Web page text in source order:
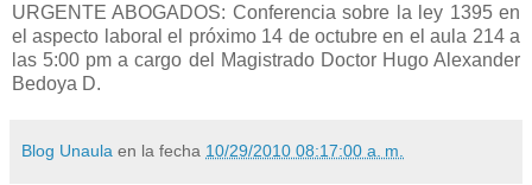
URGENTE ABOGADOS: Conferencia sobre la ley 1395 en
el aspecto laboral el próximo 14 de octubre en el aula 214 a
las 5:00 pm a cargo del Magistrado Doctor Hugo Alexander
Bedoya D.
Blog Unaula en la fecha 10/29/2010 08:17:00 a. m.